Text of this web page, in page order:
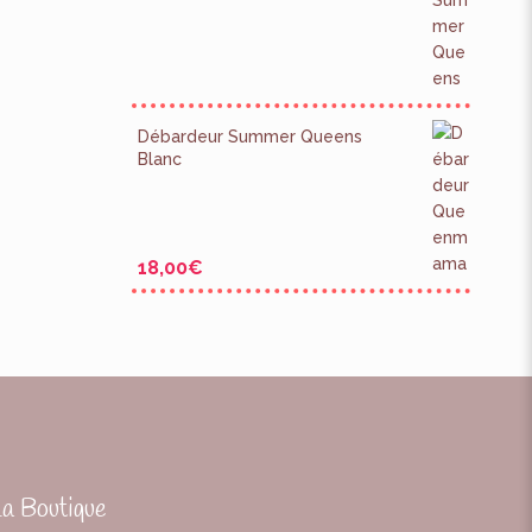
Débardeur Summer Queens
Blanc
18,00€
Boutique